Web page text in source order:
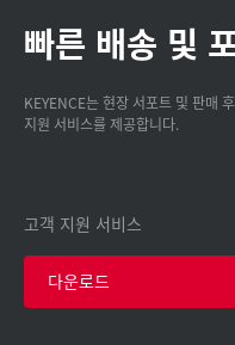
빠른 배송 및
KEYENCE는 현장 서포트 및 판매
지원 서비스를 제공합니다.
고객 지원 서비스
다운로드